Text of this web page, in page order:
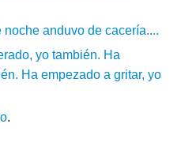
anduvo de cacería....
yo también. Ha
Ha empezado a gritar, yo
.